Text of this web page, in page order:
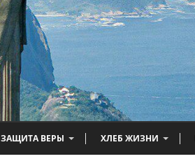
ЗАЩИТА ВЕРЫ ХЛЕБ ЖИЗНИ